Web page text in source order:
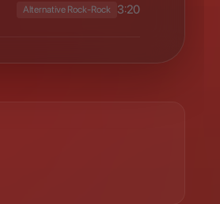
Alternative Rock-Rock 3:20